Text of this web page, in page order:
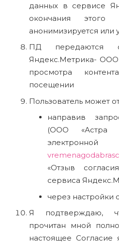
данных в сервисе
окончания этого
анонимизируется или
ПД передаются
Яндекс.Метрика- ООО
просмотра
посещении
Пользователь может
направив
(ООО «Астра
«Отзыв
сервиса
через настройки
Я подтверждаю,
прочитан мной
настоящее Согласие